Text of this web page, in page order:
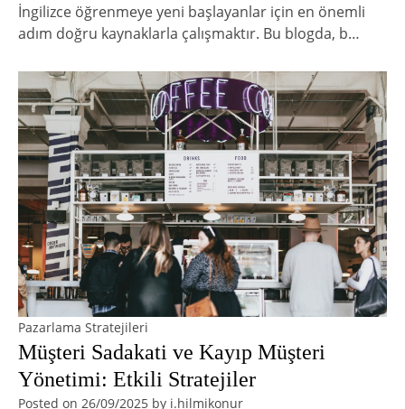
İngilizce öğrenmeye yeni başlayanlar için en önemli
adım doğru kaynaklarla çalışmaktır. Bu blogda, b…
Pazarlama Stratejileri
Müşteri Sadakati ve Kayıp Müşteri
Yönetimi: Etkili Stratejiler
Posted on 26/09/2025 by i.hilmikonur